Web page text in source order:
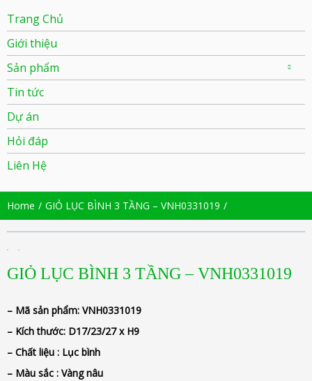
Trang Chủ
Giới thiệu
Sản phẩm
Tin tức
Dự án
Hỏi đáp
Liên Hệ
Home GIỎ LỤC BÌNH 3 TẦNG – VNH0331019
GIỎ LỤC BÌNH 3 TẦNG – VNH0331019
– Mã sản phẩm: VNH0331019
– Kích thước: D17/23/27 x H9
– Chất liệu : Lục bình
– Màu sắc : Vàng nâu